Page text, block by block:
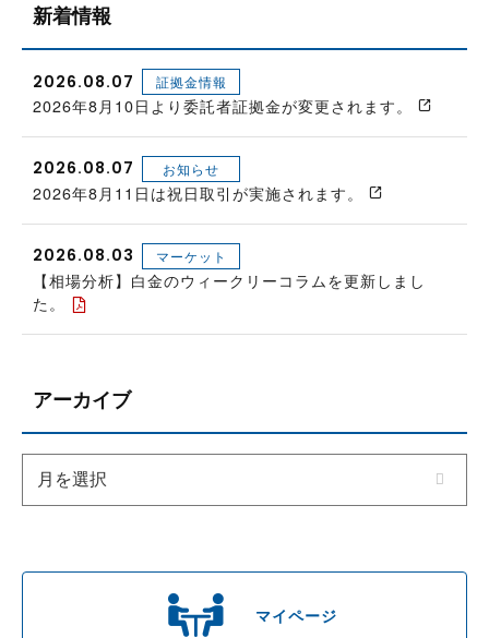
マイページ
新着情報
2026.08.07 証拠金情報
2026年8月10日より委託者証拠金が変更されます。
2026.08.07 お知らせ
2026年8月11日は祝日取引が実施されます。
2026.08.03 マーケット
【相場分析】白金のウィークリーコラムを更新しまし
た。
アーカイブ